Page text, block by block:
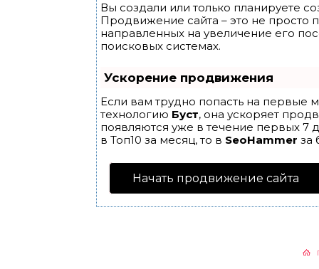
Вы создали или только планируете
Продвижение сайта – это не просто
направленных на увеличение его
поисковых системах.
Ускорение продвижения
Если вам трудно попасть на первые
технологию Буст, она ускоряет
появляются уже в течение первых 7
в Топ10 за месяц, то в SeoHammer за
Начать продвижение сайта